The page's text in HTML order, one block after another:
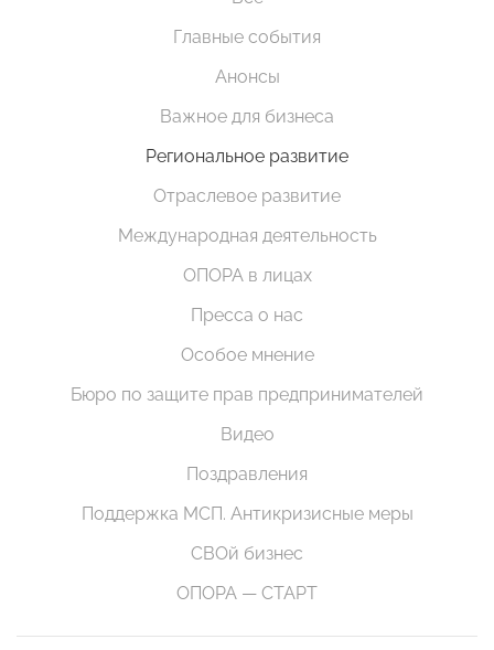
Главные события
Анонсы
Важное для бизнеса
Региональное развитие
Отраслевое развитие
Международная деятельность
ОПОРА в лицах
Пресса о нас
Особое мнение
Бюро по защите прав предпринимателей
Видео
Поздравления
Поддержка МСП. Антикризисные меры
СВОй бизнес
ОПОРА — СТАРТ